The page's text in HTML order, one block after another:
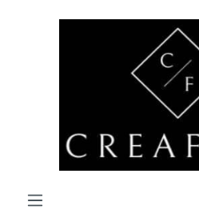
Zum Hauptinhalt springen